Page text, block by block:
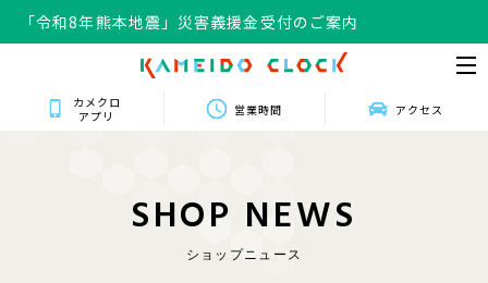
「令和8年熊本地震」災害義援金受付のご案内
カメクロ
アプリ
営業時間 アクセス
SHOP NEWS
ショップニュース